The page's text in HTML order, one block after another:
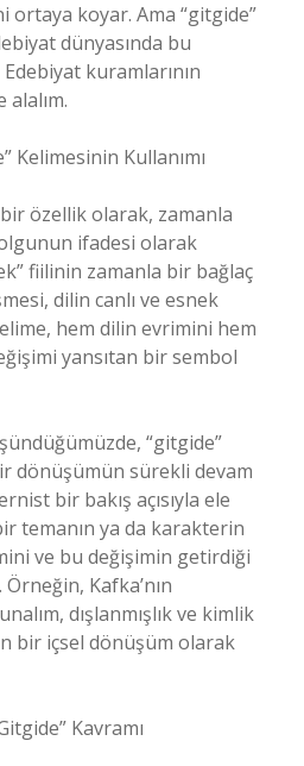
ortaya koyar. Ama “gitgide”
dünyasında bu
kuramlarının
alalım.
Kelimesinin Kullanımı
bir özellik olarak, zamanla
ifadesi olarak
fiilinin zamanla bir bağlaç
dilin canlı ve esnek
hem dilin evrimini hem
yansıtan bir sembol
“gitgide”
dönüşümün sürekli devam
bir bakış açısıyla ele
temanın ya da karakterin
ve bu değişimin getirdiği
Kafka’nın
dışlanmışlık ve kimlik
bir içsel dönüşüm olarak
Kavramı